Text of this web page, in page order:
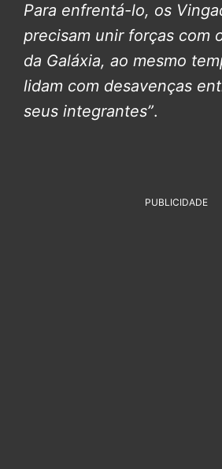
Para enfrentá-lo, os
precisam unir forças com
da Galáxia, ao mesmo
lidam com desavenças
seus integrantes”.
PUBLICIDADE